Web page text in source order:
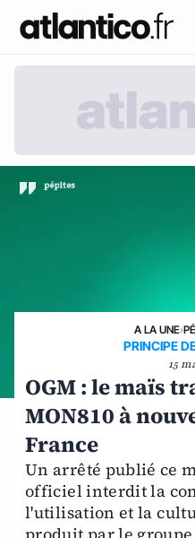
A LA UNE›
PRINCIPE
15
OGM : le maïs
MON810 à
France
Un arrêté publié ce
officiel interdit la
l'utilisation et la